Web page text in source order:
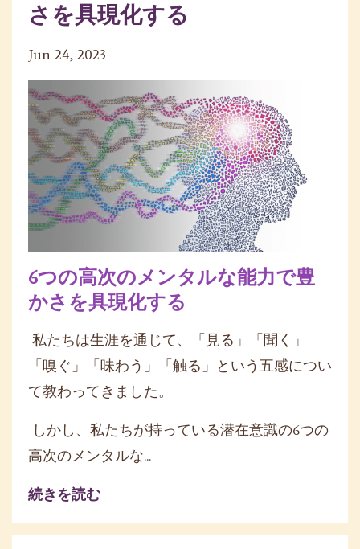
さを具現化する
Jun 24, 2023
6つの高次のメンタルな能力で豊
かさを具現化する
私たちは生涯を通じて、「見る」「聞く」
「嗅ぐ」「味わう」「触る」という五感につい
て教わってきました。
しかし、私たちが持っている潜在意識の6つの
高次のメンタルな...
続きを読む